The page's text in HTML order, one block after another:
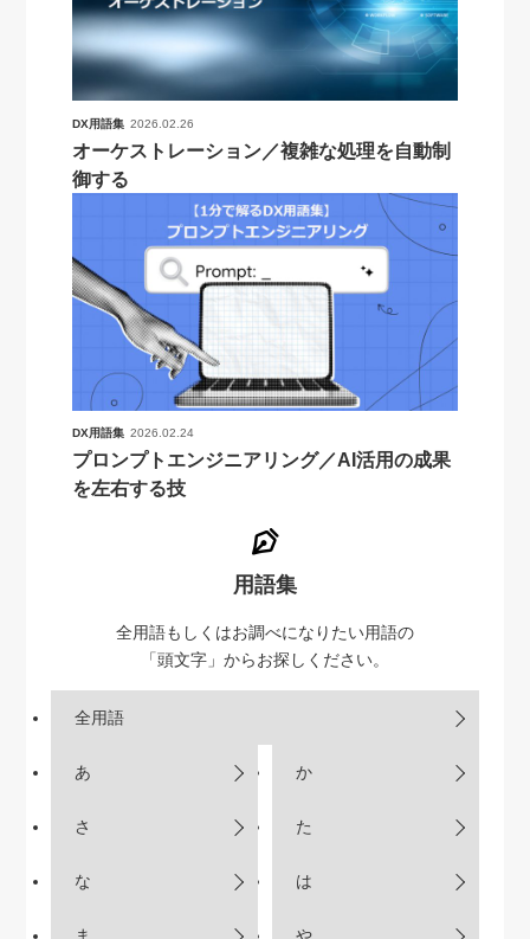
DX用語集 2026.02.26
オーケストレーション／複雑な処理を自動制
御する
DX用語集 2026.02.24
プロンプトエンジニアリング／AI活用の成果
を左右する技
用語集
全用語もしくはお調べになりたい用語の
「頭文字」からお探しください。
全用語
あ か
さ た
な は